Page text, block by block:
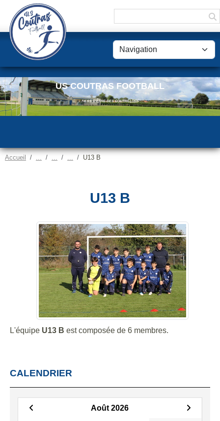
US COUTRAS FOOTBALL
FIERS D'ÊTRE DES COUTRILLONS
Accueil U13 B
U13 B
L'équipe U13 B est composée de 6 membres.
CALENDRIER
Août 2026
Panneau de gestion des cookies